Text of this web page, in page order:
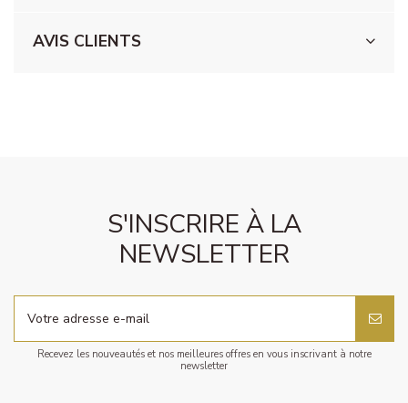
AVIS CLIENTS
S'INSCRIRE À LA
NEWSLETTER
Recevez les nouveautés et nos meilleures offres en vous inscrivant à notre
newsletter